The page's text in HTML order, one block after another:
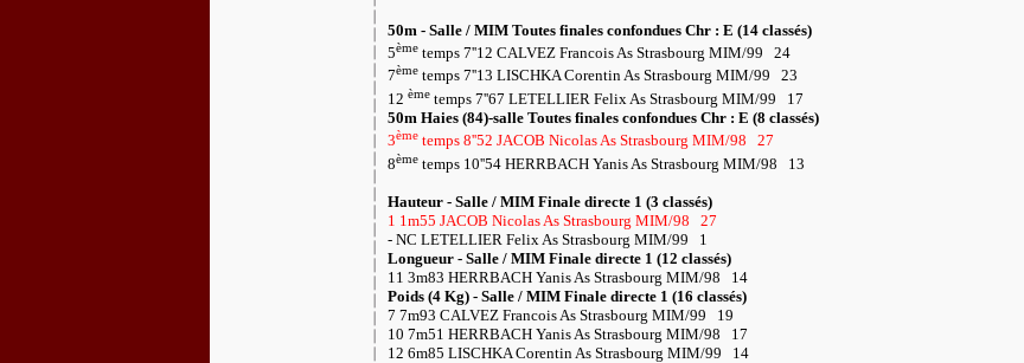
50m - Salle / MIM Toutes finales confondues Chr : E (14 classés)
5ème temps 7''12 CALVEZ Francois As Strasbourg MIM/99
24
7ème temps 7''13 LISCHKA Corentin As Strasbourg MIM/99
23
12 ème temps 7''67 LETELLIER Felix As Strasbourg MIM/99
17
50m Haies (84)-salle Toutes finales confondues Chr : E (8 classés)
3ème temps 8''52 JACOB Nicolas As Strasbourg MIM/98
27
8ème temps 10''54 HERRBACH Yanis As Strasbourg MIM/98 13
Hauteur - Salle / MIM Finale directe 1 (3 classés)
1 1m55 JACOB Nicolas As Strasbourg MIM/98
27
- NC LETELLIER Felix As Strasbourg MIM/99
1
Longueur - Salle / MIM Finale directe 1 (12 classés)
11 3m83 HERRBACH Yanis As Strasbourg MIM/98
14
Poids (4 Kg) - Salle / MIM Finale directe 1 (16 classés)
7 7m93 CALVEZ Francois As Strasbourg MIM/99
19
10 7m51 HERRBACH Yanis As Strasbourg MIM/98
17
12 6m85 LISCHKA Corentin As Strasbourg MIM/99
14